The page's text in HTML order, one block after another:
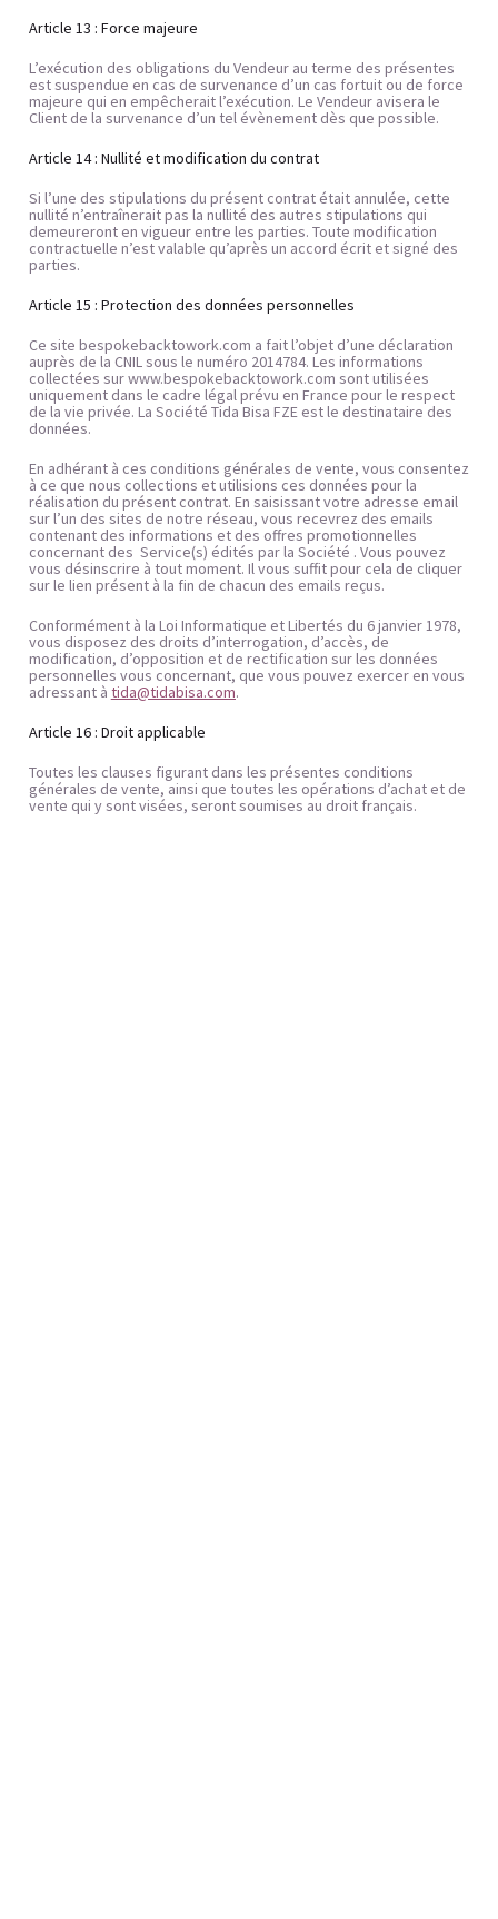
Article 13 : Force majeure
L’exécution des obligations du Vendeur au terme des présentes
est suspendue en cas de survenance d’un cas fortuit ou de force
majeure qui en empêcherait l’exécution. Le Vendeur avisera le
Client de la survenance d’un tel évènement dès que possible.
Article 14 : Nullité et modification du contrat
Si l’une des stipulations du présent contrat était annulée, cette
nullité n’entraînerait pas la nullité des autres stipulations qui
demeureront en vigueur entre les parties. Toute modification
contractuelle n’est valable qu’après un accord écrit et signé des
parties.
Article 15 : Protection des données personnelles
Ce site bespokebacktowork.com a fait l’objet d’une déclaration
auprès de la CNIL sous le numéro 2014784. Les informations
collectées sur www.bespokebacktowork.com sont utilisées
uniquement dans le cadre légal prévu en France pour le respect
de la vie privée. La Société Tida Bisa FZE est le destinataire des
données.
En adhérant à ces conditions générales de vente, vous consentez
à ce que nous collections et utilisions ces données pour la
réalisation du présent contrat. En saisissant votre adresse email
sur l’un des sites de notre réseau, vous recevrez des emails
contenant des informations et des offres promotionnelles
concernant des  Service(s) édités par la Société . Vous pouvez
vous désinscrire à tout moment. Il vous suffit pour cela de cliquer
sur le lien présent à la fin de chacun des emails reçus.
Conformément à la Loi Informatique et Libertés du 6 janvier 1978,
vous disposez des droits d’interrogation, d’accès, de
modification, d’opposition et de rectification sur les données
personnelles vous concernant, que vous pouvez exercer en vous
adressant à tida@tidabisa.com.
Article 16 : Droit applicable
Toutes les clauses figurant dans les présentes conditions
générales de vente, ainsi que toutes les opérations d’achat et de
vente qui y sont visées, seront soumises au droit français.